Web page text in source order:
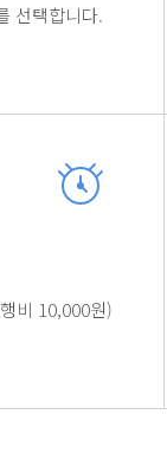
선택합니다.
비 10,000원)